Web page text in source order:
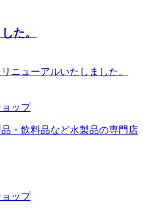
た。
ニューアルいたしました。
・飲料品など水製品の専門店